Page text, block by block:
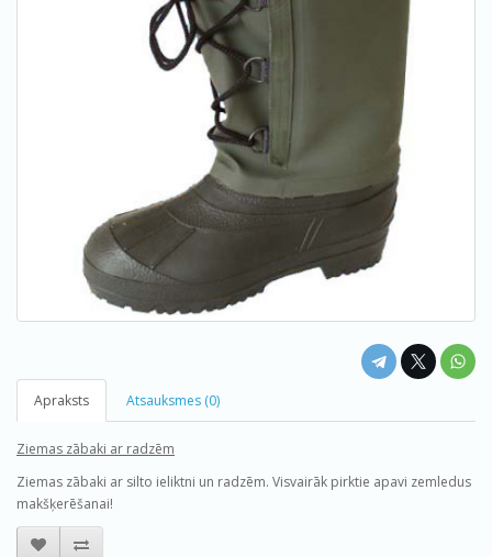
Apraksts Atsauksmes (0)
Ziemas zābaki ar radzēm
Ziemas zābaki ar silto ieliktni un radzēm. Visvairāk pirktie apavi zemledus
makšķerēšanai!